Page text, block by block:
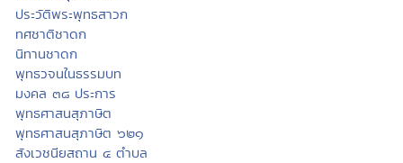
ประวัติพระพุทธสาวก
ทศชาติชาดก
นิทานชาดก
พุทธวจนในธรรมบท
มงคล ๓๘ ประการ
พุทธศาสนสุภาษิต
พุทธศาสนสุภาษิต ๖๒๑
สังเวชนียสถาน ๔ ตำบล